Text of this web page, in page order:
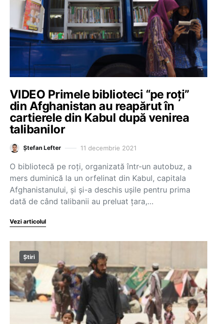
VIDEO Primele biblioteci “pe roți”
din Afghanistan au reapărut în
cartierele din Kabul după venirea
talibanilor
Ștefan Lefter 11 decembrie 2021
O bibliotecă pe roți, organizată într-un autobuz, a
mers duminică la un orfelinat din Kabul, capitala
Afghanistanului, și și-a deschis ușile pentru prima
dată de când talibanii au preluat țara,…
Vezi articolul
Știri